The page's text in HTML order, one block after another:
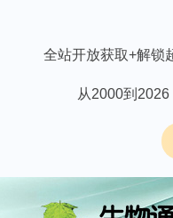
ICP-MS)
贵设备与专业人员
结构，结
割活性、滚环扩增
检测瓶颈。研究人
全站开放获取+解锁
从2000到